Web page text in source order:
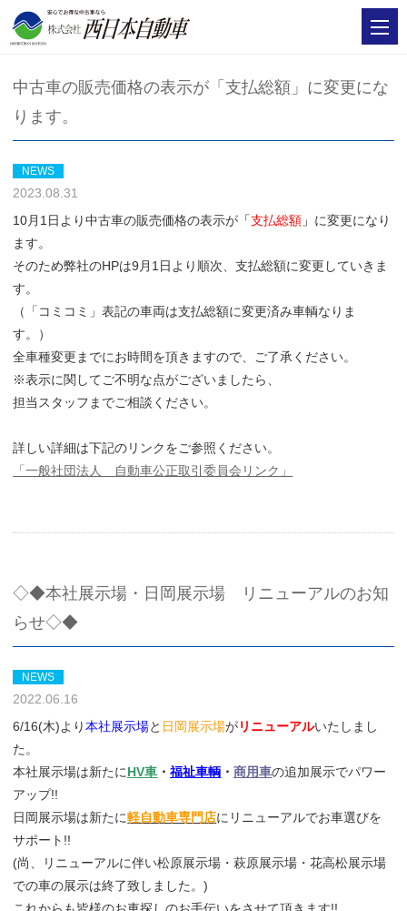
中古車の販売価格の表示が「支払総額」に変更にな
ります。
NEWS
2023.08.31
10月1日より中古車の販売価格の表示が 「支払総額 」 に変更になり
ます。
そのため弊社のHPは9月1日より順次、支払総額に変更していきま
す。
（「コミコミ」表記の車両は支払総額に変更済み車輌なりま
す。）
全車種変更までにお時間を頂きますので、ご了承ください。
※表示に関してご不明な点がございましたら、
担当スタッフまでご相談ください。
詳しい詳細は下記のリンクをご参照ください。
「一般社団法人 自動車公正取引委員会リンク」
◇◆本社展示場・日岡展示場 リニューアルのお知
らせ◇◆
NEWS
2022.06.16
6/16(木)より本社展示場と 日岡展示場がリニューアルいたしまし
た。
本社展示場は新たにHV車 ・福祉車輌 ・商用車の追加展示でパワー
アップ!!
日岡展示場は新たに軽自動車専門店にリニューアルでお車選びを
サポート!!
(尚、リニューアルに伴い松原展示場・萩原展示場・花高松展示場
での車の展示は終了致しました。)